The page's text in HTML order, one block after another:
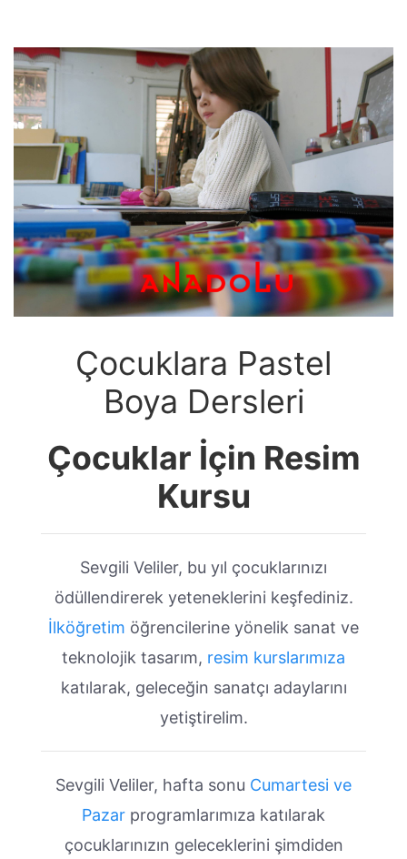
Çocuklara Pastel
Boya Dersleri
Çocuklar İçin Resim
Kursu
Sevgili Veliler, bu yıl çocuklarınızı
ödüllendirerek yeteneklerini keşfediniz.
İlköğretim öğrencilerine yönelik sanat ve
teknolojik tasarım, resim kurslarımıza
katılarak, geleceğin sanatçı adaylarını
yetiştirelim.
Sevgili Veliler, hafta sonu Cumartesi ve
Pazar programlarımıza katılarak
çocuklarınızın geleceklerini şimdiden